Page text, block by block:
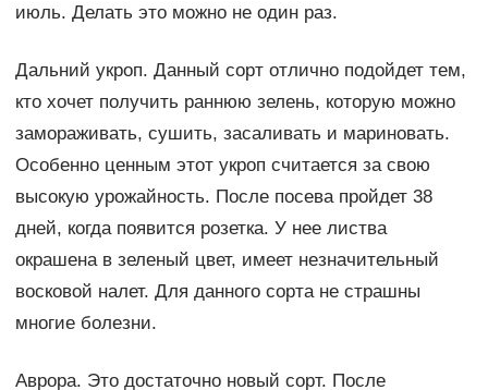
июль. Делать это можно не один раз.
Дальний укроп. Данный сорт отлично подойдет тем,
кто хочет получить раннюю зелень, которую можно
замораживать, сушить, засаливать и мариновать.
Особенно ценным этот укроп считается за свою
высокую урожайность. После посева пройдет 38
дней, когда появится розетка. У нее листва
окрашена в зеленый цвет, имеет незначительный
восковой налет. Для данного сорта не страшны
многие болезни.
Аврора. Это достаточно новый сорт. После